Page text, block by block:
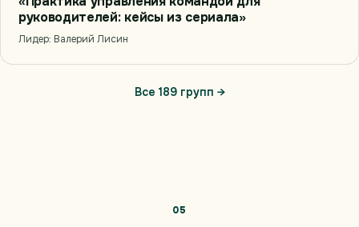
руководителей: кейсы из сериала»
Лидер: Валерий Лисин
Все 189 групп →
05